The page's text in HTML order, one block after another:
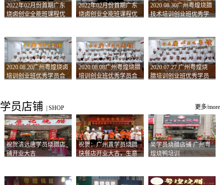
2022年02月份首期广东
烧卤创业全能班课程优
2022年02月份首期广东
烧卤创业全能班课程优
2020.08.30广州粤煌烧腊
技术培训创业班优秀学
2020.08.20广州粤煌烧卤
培训创业班优秀学员合
2020.08.08广州粤煌烧腊
培训创业班优秀学员合
2020.07.27 广州粤煌烧
腊培训创业班优秀学员
学员店铺 SHOP 更多/more
祝贺清远唐学员烧腊店
铺开业大吉
祝贺：广州黄学员烧腊
快餐店开业大吉，生意
吴学员烧腊店铺 广州粤
煌烧鸭培训